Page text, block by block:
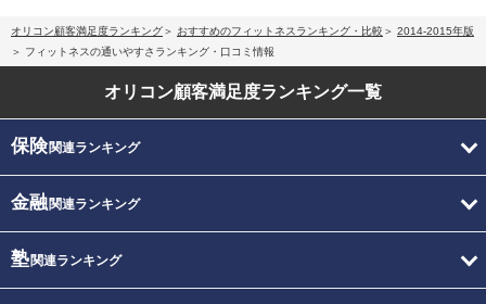
オリコン顧客満足度ランキング おすすめのフィットネスランキング・比較
2014-2015年版
フィットネスの通いやすさランキング・口コミ情報
オリコン顧客満足度ランキング一覧
保険関連ランキング
金融関連ランキング
塾関連ランキング